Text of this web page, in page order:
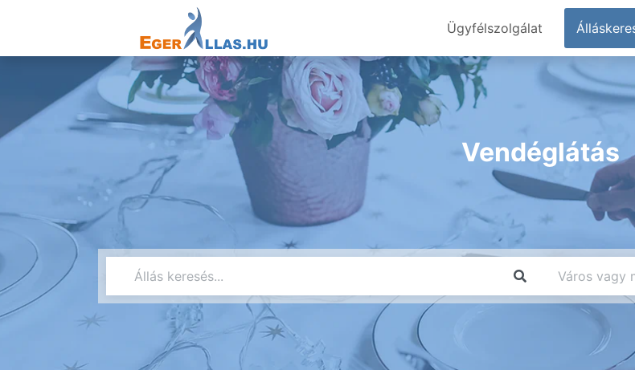
Ügyfélszolgálat
Vendéglátás